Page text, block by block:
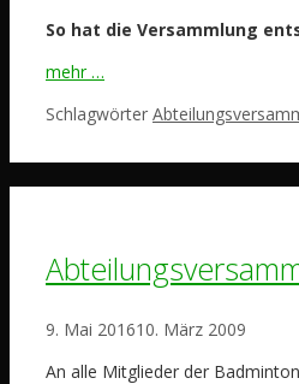
So hat die Versammlung
mehr …
Schlagwörter
9. Mai 201610. März 2009
An alle Mitglieder der